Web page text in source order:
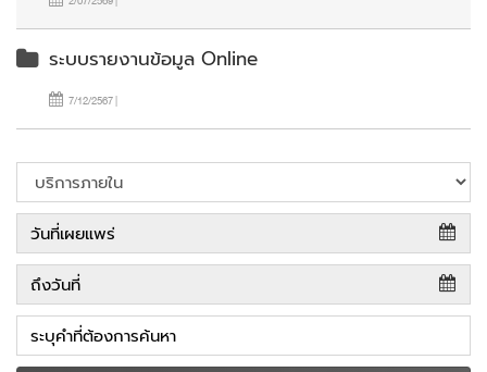
ระบบรายงานข้อมูล Online
7/12/2567 |